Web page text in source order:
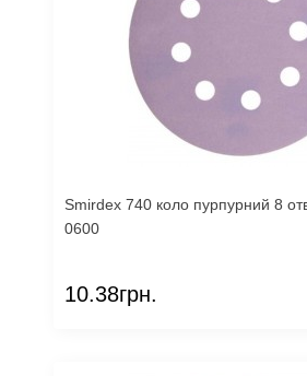
Smirdex 740 коло пурпурний 8
0600
10.38грн.